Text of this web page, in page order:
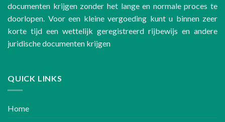
documenten krijgen zonder het lange en normale proces te
doorlopen. Voor een kleine vergoeding kunt u binnen zeer
korte tijd een wettelijk geregistreerd rijbewijs en andere
juridische documenten krijgen
QUICK LINKS
Home